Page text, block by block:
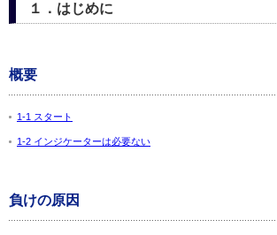
１．はじめに
概要
1-1 スタート
1-2 インジケーターは必要ない
負けの原因